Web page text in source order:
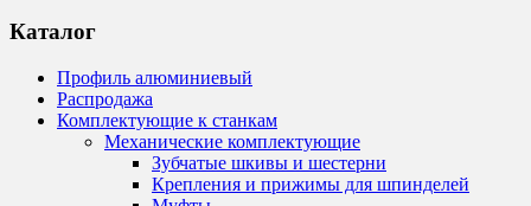
Каталог
Профиль алюминиевый
Распродажа
Комплектующие к станкам
Механические комплектующие
Зубчатые шкивы и шестерни
Крепления и прижимы для шпинделей